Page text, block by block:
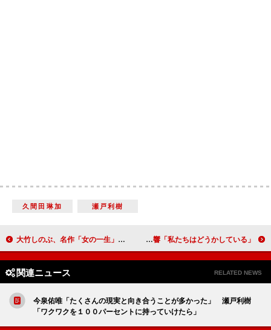
久間田琳加 瀬戸利樹
大竹しのぶ、名作「女の一生」に初挑戦 「それでも芝居をやりたい」 「私たちはどうかしている」最終回、ついに真犯人が判明 観月ありさの熱演に「すごかった」と大反響
関連ニュース RELATED NEWS
今泉佑唯「たくさんの現実と向き合うことが多かった」 瀬戸利樹
「ワクワクを１００パーセントに持っていけたら」